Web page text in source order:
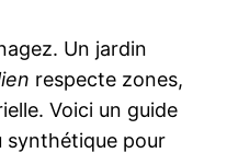
Un jardin
respecte zones,
Voici un guide
synthétique pour